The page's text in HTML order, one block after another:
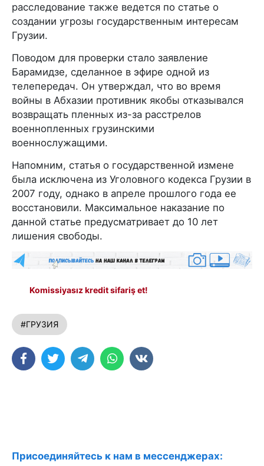
расследование также ведется по статье о
создании угрозы государственным интересам
Грузии.
Поводом для проверки стало заявление
Барамидзе, сделанное в эфире одной из
телепередач. Он утверждал, что во время
войны в Абхазии противник якобы отказывался
возвращать пленных из-за расстрелов
военнопленных грузинскими
военнослужащими.
Напомним, статья о государственной измене
была исключена из Уголовного кодекса Грузии в
2007 году, однако в апреле прошлого года ее
восстановили. Максимальное наказание по
данной статье предусматривает до 10 лет
лишения свободы.
Komissiyasız kredit sifariş et!
#ГРУЗИЯ
Присоединяйтесь к нам в мессенджерах: